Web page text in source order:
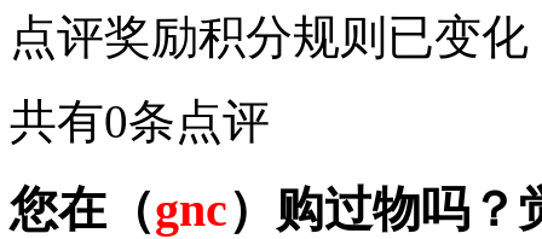
点评奖励积分规则已变化
共有0条点评
您在（gnc）购过物吗？